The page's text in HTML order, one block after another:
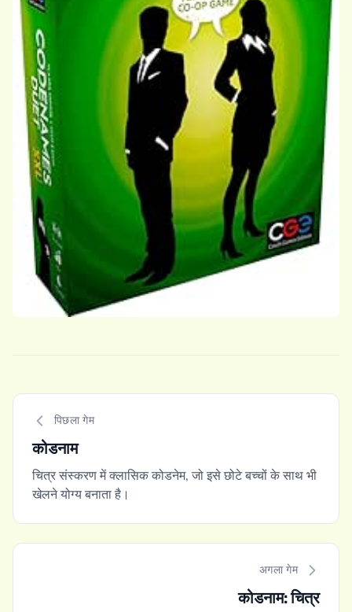
पिछला गेम
कोडनाम
चित्र संस्करण में क्लासिक कोडनेम, जो इसे छोटे बच्चों के साथ भी
खेलने योग्य बनाता है।
अगला गेम
कोडनाम: चित्र